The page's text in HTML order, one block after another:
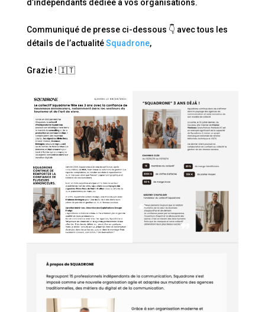
d’indépendants dédiée à vos organisations.
Communiqué de presse ci-dessous 👇 avec tous les
détails de l’actualitéSquadrone,
Grazie ! 🇮🇹